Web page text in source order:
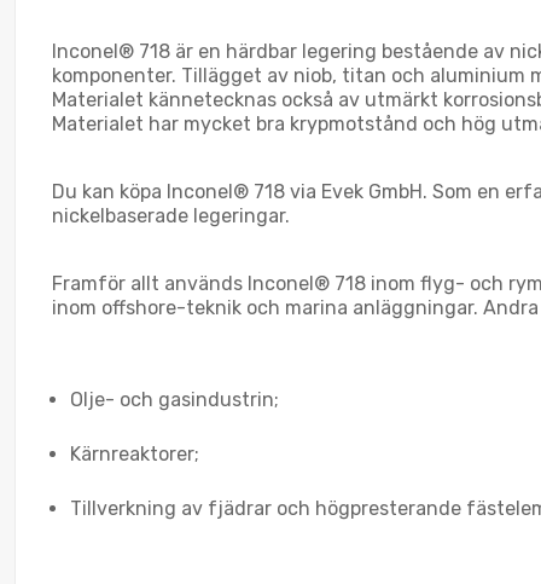
Inconel® 718 är en härdbar legering bestående av
komponenter. Tillägget av niob, titan och
Materialet kännetecknas också av utmärkt
Materialet har mycket bra krypmotstånd och hög
Du kan köpa Inconel® 718 via Evek GmbH. Som en
nickelbaserade legeringar.
Framför allt används Inconel® 718 inom flyg- och
inom offshore-teknik och marina anläggningar.
Olje- och gasindustrin;
Kärnreaktorer;
Tillverkning av fjädrar och högpresterande